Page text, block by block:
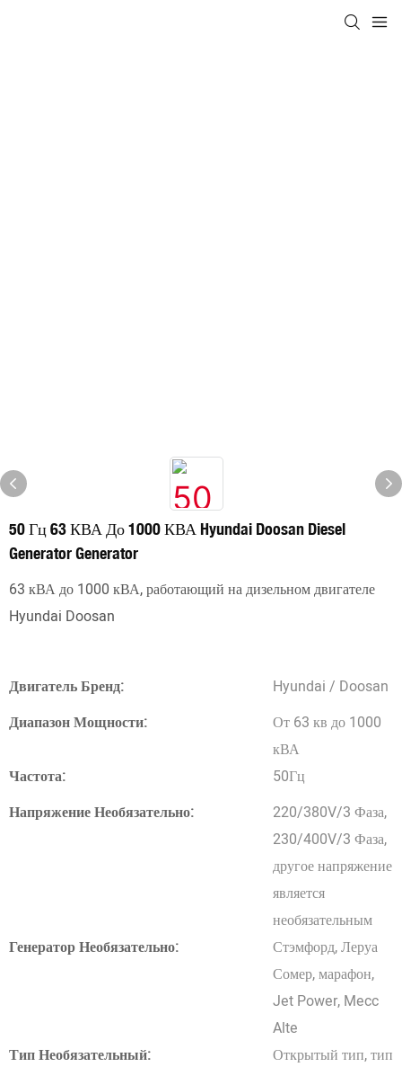
50 Гц 63 КВА До 1000 КВА Hyundai Doosan Diesel
Generator Generator
63 кВА до 1000 кВА, работающий на дизельном двигателе
Hyundai Doosan
Двигатель Бренд:
Hyundai / Doosan
Диапазон Мощности:
От 63 кв до 1000
кВА
Частота:
50Гц
Напряжение Необязательно:
220/380V/3 Фаза,
230/400V/3 Фаза,
другое напряжение
является
необязательным
Генератор Необязательно:
Стэмфорд, Леруа
Сомер, марафон,
Jet Power, Mecc
Alte
Тип Необязательный:
Открытый тип, тип